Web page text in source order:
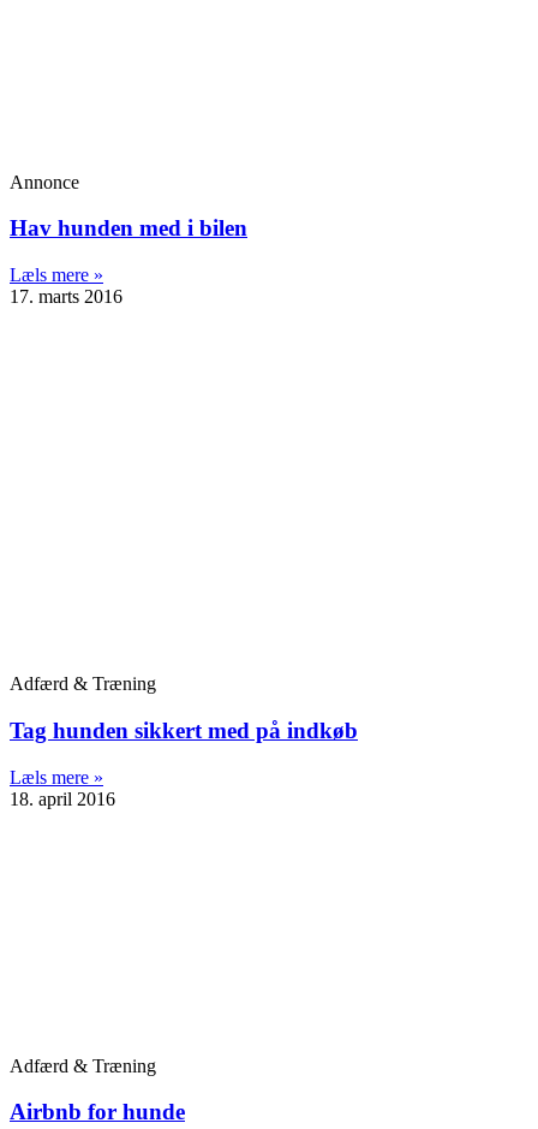
Annonce
Hav hunden med i bilen
Læls mere »
17. marts 2016
Adfærd & Træning
Tag hunden sikkert med på indkøb
Læls mere »
18. april 2016
Adfærd & Træning
Airbnb for hunde